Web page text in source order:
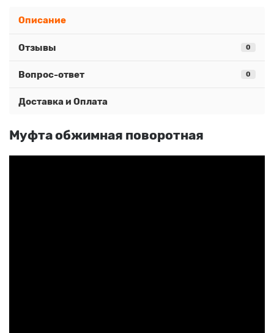
Описание
Отзывы 0
Вопрос-ответ 0
Доставка и Оплата
Муфта обжимная поворотная